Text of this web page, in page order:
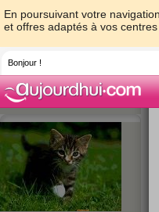
En poursuivant votre
et offres adaptés à vos centres
Bonjour !